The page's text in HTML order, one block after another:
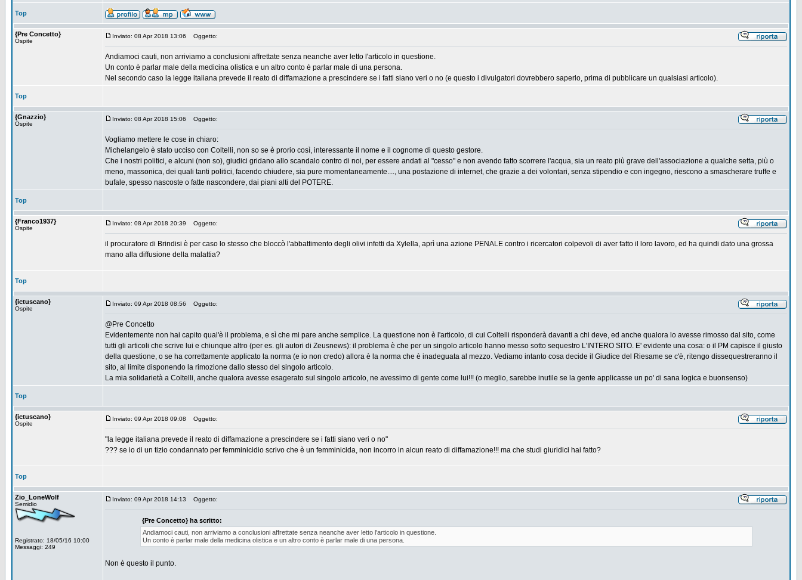
Top
{Pre Concetto}
Ospite
Inviato: 08 Apr 2018 13:06 Oggetto:
Andiamoci cauti, non arriviamo a conclusioni affrettate senza neanche aver letto l'articolo in questione.
Un conto è parlar male della medicina olistica e un altro conto è parlar male di una persona.
Nel secondo caso la legge italiana prevede il reato di diffamazione a prescindere se i fatti siano veri o no (e questo i divulgatori dovrebbero saperlo, prima di pubblicare un qualsiasi articolo).
Top
{Gnazzio}
Ospite
Inviato: 08 Apr 2018 15:06 Oggetto:
Vogliamo mettere le cose in chiaro:
Michelangelo è stato ucciso con Coltelli, non so se è prorio così, interessante il nome e il cognome di questo gestore.
Che i nostri politici, e alcuni (non so), giudici gridano allo scandalo contro di noi, per essere andati al "cesso" e non avendo fatto scorrere l'acqua, sia un reato più grave dell'associazione a qualche setta, più o
meno, massonica, dei quali tanti politici, facendo chiudere, sia pure momentaneamente...., una postazione di internet, che grazie a dei volontari, senza stipendio e con ingegno, riescono a smascherare truffe e
bufale, spesso nascoste o fatte nascondere, dai piani alti del POTERE.
Top
{Franco1937}
Ospite
Inviato: 08 Apr 2018 20:39 Oggetto:
il procuratore di Brindisi è per caso lo stesso che bloccò l'abbattimento degli olivi infetti da Xylella, aprì una azione PENALE contro i ricercatori colpevoli di aver fatto il loro lavoro, ed ha quindi dato una grossa
mano alla diffusione della malattia?
Top
{ictuscano}
Ospite
Inviato: 09 Apr 2018 08:56 Oggetto:
@Pre Concetto
Evidentemente non hai capito qual'è il problema, e sì che mi pare anche semplice. La questione non è l'articolo, di cui Coltelli risponderà davanti a chi deve, ed anche qualora lo avesse rimosso dal sito, come
tutti gli articoli che scrive lui e chiunque altro (per es. gli autori di Zeusnews): il problema è che per un singolo articolo hanno messo sotto sequestro L'INTERO SITO. E' evidente una cosa: o il PM capisce il giusto
della questione, o se ha correttamente applicato la norma (e io non credo) allora è la norma che è inadeguata al mezzo. Vediamo intanto cosa decide il Giudice del Riesame se c'è, ritengo dissequestreranno il
sito, al limite disponendo la rimozione dallo stesso del singolo articolo.
La mia solidarietà a Coltelli, anche qualora avesse esagerato sul singolo articolo, ne avessimo di gente come lui!!! (o meglio, sarebbe inutile se la gente applicasse un po' di sana logica e buonsenso)
Top
{ictuscano}
Ospite
Inviato: 09 Apr 2018 09:08 Oggetto:
"la legge italiana prevede il reato di diffamazione a prescindere se i fatti siano veri o no"
??? se io di un tizio condannato per femminicidio scrivo che è un femminicida, non incorro in alcun reato di diffamazione!!! ma che studi giuridici hai fatto?
Top
Zio_LoneWolf
Semidio
Registrato: 18/05/16 10:00
Messaggi: 249
Inviato: 09 Apr 2018 14:13 Oggetto:
{Pre Concetto} ha scritto:
Andiamoci cauti, non arriviamo a conclusioni affrettate senza neanche aver letto l'articolo in questione.
Un conto è parlar male della medicina olistica e un altro conto è parlar male di una persona.
Non è questo il punto.